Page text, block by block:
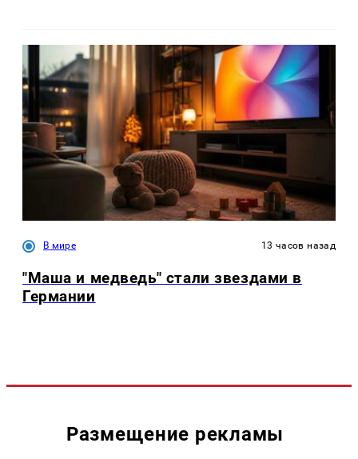
В мире 13 часов назад
"Маша и медведь" стали звездами в
Германии
Размещение рекламы